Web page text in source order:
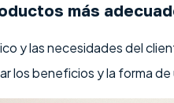
más
y las necesidades del
los beneficios y la forma